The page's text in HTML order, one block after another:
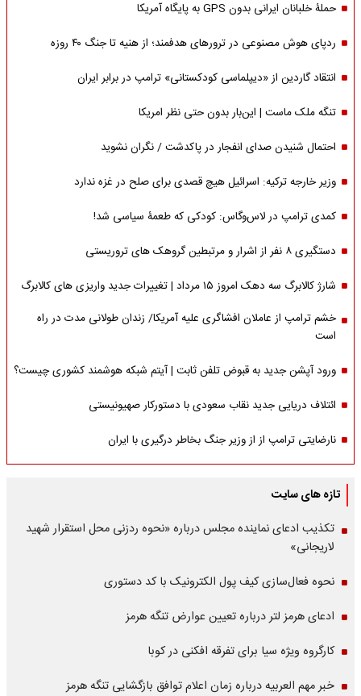
حملۀ خلبانان ایرانی بدون GPS به پایگاه آمریکا
ردپای هوش مصنوعی در ترورهای هدفمند؛ از هنیه تا جنگ ۴۰ روزه
انتقاد گاردین از «دیپلماسی کودکستانی» ترامپ در برابر ایران
تنگه ملک ماست | این‌بار بدون حتی نظر امریکا
احتمال شنیدن صدای انفجار در پاکدشت / نگران نشوید
وزیر خارجه ترکیه: اسرائیل هیچ قصدی برای صلح در غزه ندارد
کمدی ترامپ در لاس‌وگاس: کودکی که طعمۀ سیاسی شد!
دستگیری ۸ نفر از اشرار و مرتبطین گروهک های تروریستی
شارژ کالابرگ سه دهک امروز ۱۵ مرداد | تغییرات جدید واریزی های کالابرگ
خشم ترامپ از عاملان افشاگری‌ علیه آمریکا/ زندان طولانی مدت در راه
است
ورود آپشن جدید به قبوض تلفن ثابت | آیتم شبکه هوشمند کشوری چیست؟
ائتلاف دریایی جدید نقاب سعودی با دستورکار صهیونیستی
نارضایتی ترامپ از از وزیر جنگ بخاطر درگیری با ایران
تازه های سایت
تکذیب ادعای نماینده مجلس درباره «نحوه ردزنی محل استقرار شهید
لاریجانی»
نحوه فعال‌سازی کیف پول الکترونیک با کد دستوری
ادعای هرمز لتر درباره تعیین عوارض تنگه هرمز
کارگروه ویژه سیا برای تفرقه افکنی در کوبا
خبر مهم العربیه درباره زمان اعلام توافق بازگشایی تنگه هرمز